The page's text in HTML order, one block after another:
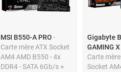
MSI B550-A PRO-
Carte mère ATX Socket
AM4 AMD B550 - 4x
DDR4 - SATA 6Gb/s +
Gigabyte
GAMING
Carte
Socket